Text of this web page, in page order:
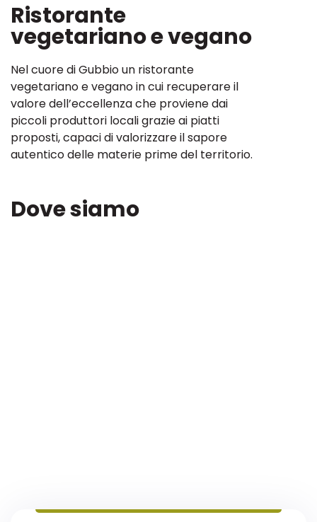
Ristorante
vegetariano e vegano
Nel cuore di Gubbio un ristorante
vegetariano e vegano in cui recuperare il
valore dell’eccellenza che proviene dai
piccoli produttori locali grazie ai piatti
proposti, capaci di valorizzare il sapore
autentico delle materie prime del territorio.
Dove siamo